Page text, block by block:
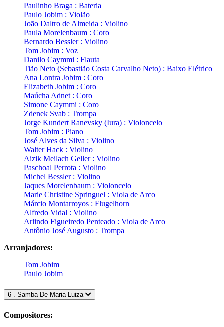
Paulinho Braga : Bateria
Paulo Jobim : Violão
João Daltro de Almeida : Violino
Paula Morelenbaum : Coro
Bernardo Bessler : Violino
Tom Jobim : Voz
Danilo Caymmi : Flauta
Tião Neto (Sebastião Costa Carvalho Neto) : Baixo Elétrico
Ana Lontra Jobim : Coro
Elizabeth Jobim : Coro
Maúcha Adnet : Coro
Simone Caymmi : Coro
Zdenek Svab : Trompa
Jorge Kundert Ranevsky (Iura) : Violoncelo
Tom Jobim : Piano
José Alves da Silva : Violino
Walter Hack : Violino
Aizik Meilach Geller : Violino
Paschoal Perrota : Violino
Michel Bessler : Violino
Jaques Morelenbaum : Violoncelo
Marie Christine Springuel : Viola de Arco
Márcio Montarroyos : Flugelhorn
Alfredo Vidal : Violino
Arlindo Figueiredo Penteado : Viola de Arco
Antônio José Augusto : Trompa
Arranjadores:
Tom Jobim
Paulo Jobim
6 . Samba De Maria Luiza
Compositores: